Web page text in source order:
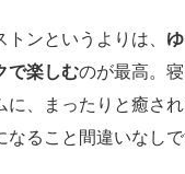
ンというよりは、
で楽しむのが最高。
に、まったりと癒さ
ること間違いなしで